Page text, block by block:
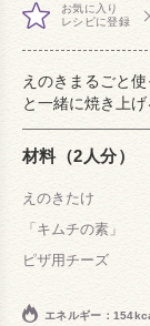
お気に入り
レシピに登録
えのきまるごと
と一緒に焼き上
材料（2人分）
えのきたけ
「キムチの素」
ピザ用チーズ
エネルギー：